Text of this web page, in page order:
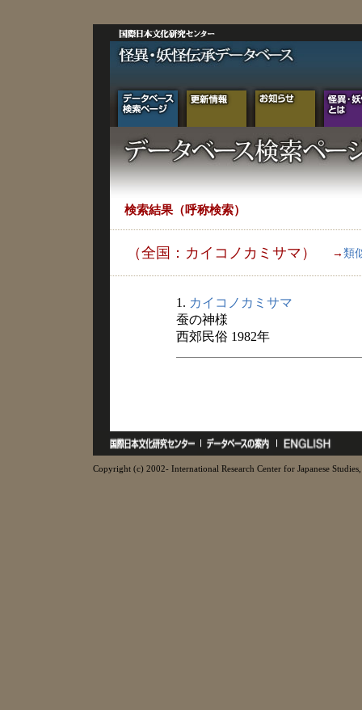
検索結果（呼称検索）
（全国：カイコノカミサマ） → 類
1. カイコノカミサマ
蚕の神様
西郊民俗 1982年
Copyright (c) 2002- International Research Center for Japanese